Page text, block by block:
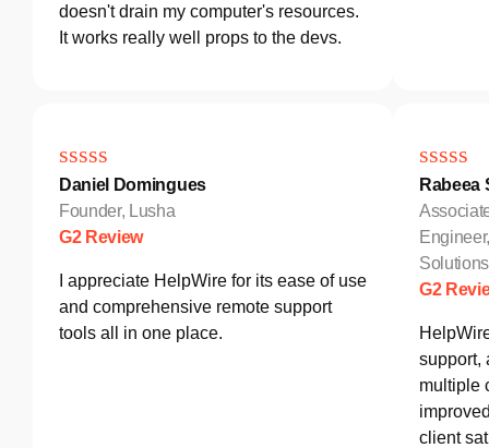
doesn't drain my computer's resources.
It works really well props to the devs.
Daniel Domingues
Founder, Lusha
G2 Review
I appreciate HelpWire for its ease of use
and comprehensive remote support
tools all in one place.
Rabeea
G2
support,
multiple
client